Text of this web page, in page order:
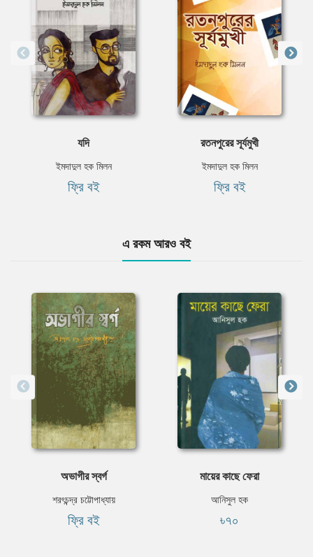
যদি
ইমদাদুল হক মিলন
ফ্রি বই
রতনপুরের সূর্যমুখী
ইমদাদুল হক মিলন
ফ্রি বই
এ রকম আরও বই
অভাগীর স্বর্গ
শরৎচন্দ্র চট্টোপাধ্যায়
ফ্রি বই
মায়ের কাছে ফেরা
আনিসুল হক
৳৭০